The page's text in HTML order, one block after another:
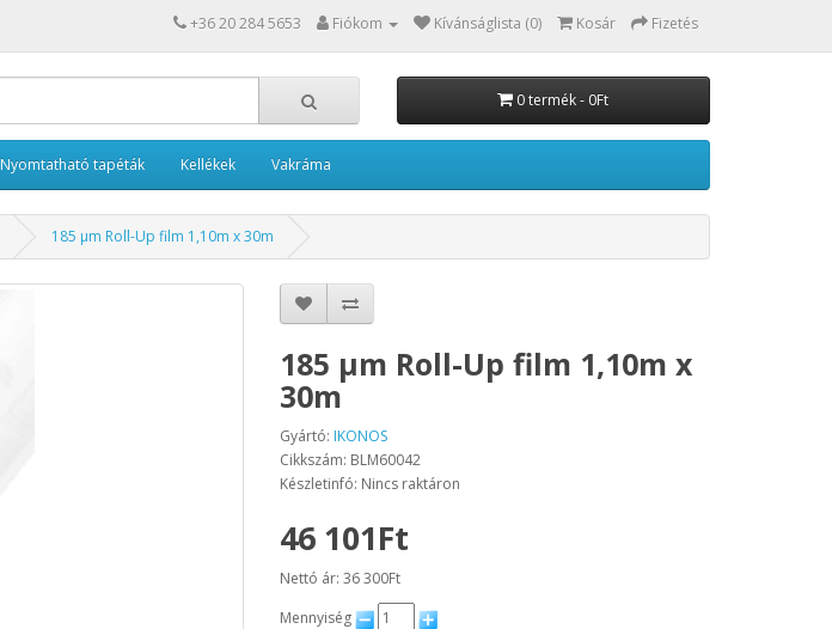
+36 20 284 5653 Fiókom Kívánságlista (0) Kosár Fizetés
0 termék - 0Ft
Nyomtatható tapéták Kellékek Vakráma
185 µm Roll-Up film 1,10m x 30m
185 µm Roll-Up film 1,10m x
30m
Gyártó: IKONOS
Cikkszám: BLM60042
Készletinfó: Nincs raktáron
46 101Ft
Nettó ár: 36 300Ft
Mennyiség